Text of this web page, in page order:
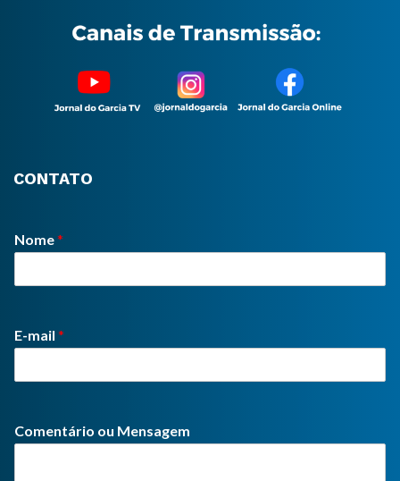
CONTATO
Nome*
E-mail *
Comentário ou Mensagem